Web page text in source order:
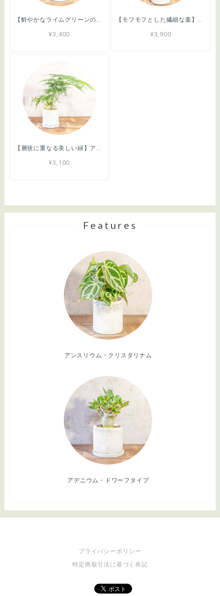
【鮮やかなライムグリーンの葉】ユーカリ・デュアルベータ。無骨な手づくりモルタル鉢は通気性が高く根腐れを予防。インテリアのアクセントに／虫発生抑制／全国一律送料850円
¥3,400
【モフモフとした繊細な葉】ヒムロスギ。やわらかな質感、ふんわり広がる美しい緑。通気性抜群の手づくりモルタル鉢に植え込んでお届け／育て方がわかるシートあり／全国一律送料850円
¥3,900
¥3,100
Features
アンスリウム・クリスタリナム
アデニウム・ドワーフタイプ
プライバシーポリシー
特定商取引法に基づく表記